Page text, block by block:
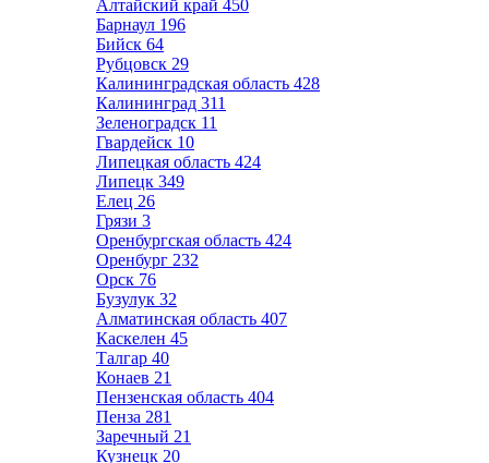
Алтайский край 450
Барнаул 196
Бийск 64
Рубцовск 29
Калининградская область 428
Калининград 311
Зеленоградск 11
Гвардейск 10
Липецкая область 424
Липецк 349
Елец 26
Грязи 3
Оренбургская область 424
Оренбург 232
Орск 76
Бузулук 32
Алматинская область 407
Каскелен 45
Талгар 40
Конаев 21
Пензенская область 404
Пенза 281
Заречный 21
Кузнецк 20